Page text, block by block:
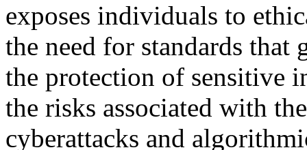
exposes individuals to
the need for standards that
the protection of sensitive
the risks associated with
cyberattacks and